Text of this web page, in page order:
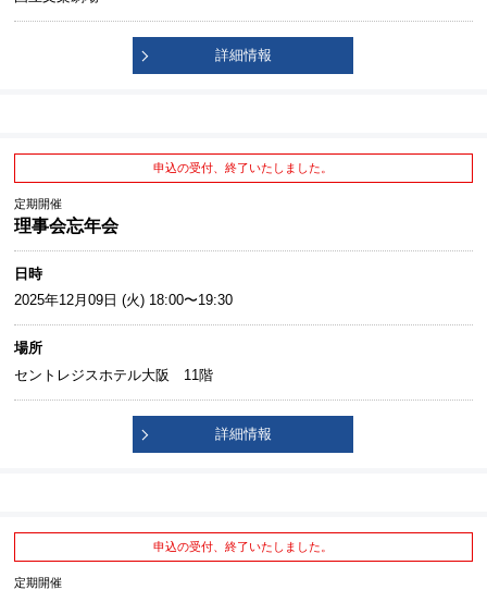
詳細情報
申込の受付、終了いたしました。
定期開催
理事会忘年会
日時
2025年12月09日 (火) 18:00〜19:30
場所
セントレジスホテル大阪 11階
詳細情報
申込の受付、終了いたしました。
定期開催